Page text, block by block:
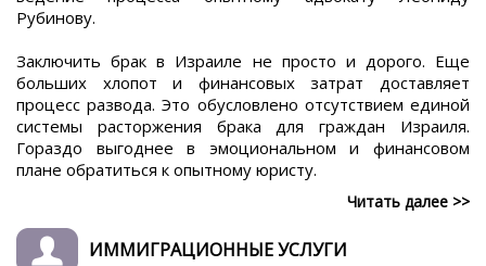
Рубинову.
Заключить брак в Израиле не просто и дорого. Еще
больших хлопот и финансовых затрат доставляет
процесс развода. Это обусловлено отсутствием единой
системы расторжения брака для граждан Израиля.
Гораздо выгоднее в эмоциональном и финансовом
плане обратиться к опытному юристу.
Читать далее >>
ИММИГРАЦИОННЫЕ УСЛУГИ